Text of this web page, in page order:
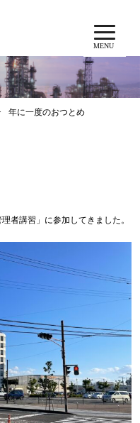
MENU
年に一度のおつとめ
者講習」に参加してきました。